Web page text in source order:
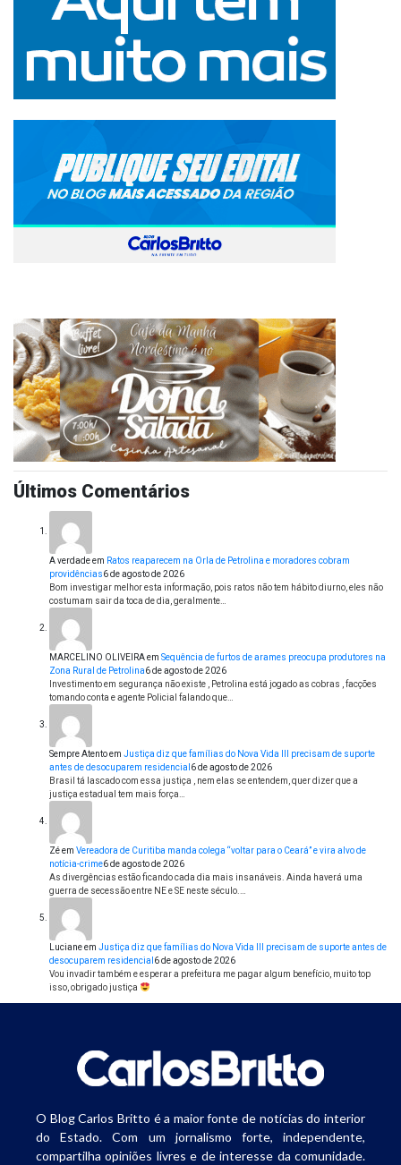
Últimos Comentários
A verdadeem Ratos reaparecem na Orla de Petrolina e moradores cobram
providências6 de agosto de 2026
Bom investigar melhor esta informação, pois ratos não tem hábito diurno, eles não
costumam sair da toca de dia, geralmente…
MARCELINO OLIVEIRAem Sequência de furtos de arames preocupa produtores na
Zona Rural de Petrolina6 de agosto de 2026
Investimento em segurança não existe , Petrolina está jogado as cobras , facções
tomando conta e agente Policial falando que…
Sempre Atentoem Justiça diz que famílias do Nova Vida III precisam de suporte
antes de desocuparem residencial 6 de agosto de 2026
Brasil tá lascado com essa justiça , nem elas se entendem, quer dizer que a
justiça estadual tem mais força…
Zéem Vereadora de Curitiba manda colega “voltar para o Ceará” e vira alvo de
notícia-crime6 de agosto de 2026
As divergências estão ficando cada dia mais insanáveis. Ainda haverá uma
guerra de secessão entre NE e SE neste século.…
Lucianeem Justiça diz que famílias do Nova Vida III precisam de suporte antes de
desocuparem residencial 6 de agosto de 2026
Vou invadir também e esperar a prefeitura me pagar algum benefício, muito top
isso, obrigado justiça
O Blog Carlos Britto é a maior fonte de notícias do interior
do Estado. Com um jornalismo forte, independente,
compartilha opiniões livres e de interesse da comunidade.